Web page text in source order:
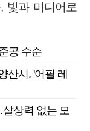
빛과 미디어로
공 수순
시, '어필 레
상력 없는 모